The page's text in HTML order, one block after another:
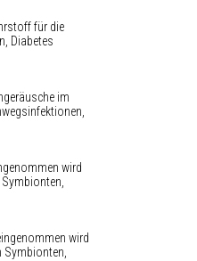
für die
Diabetes
im
wird
wird
Symbionten,